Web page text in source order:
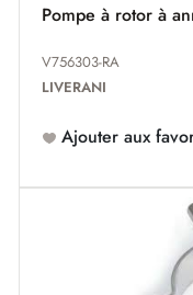
Pompe à rotor à
V756303-RA
LIVERANI
Ajouter aux